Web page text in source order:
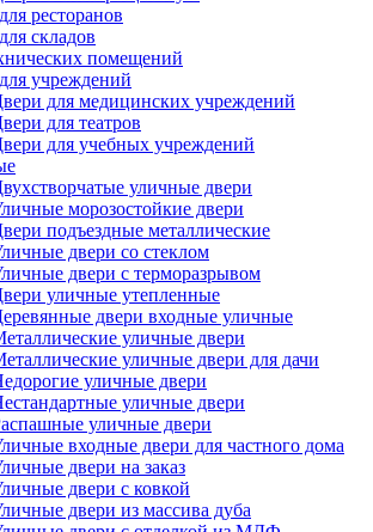
ресторанов
складов
помещений
учреждений
для медицинских учреждений
для театров
для учебных учреждений
уличные двери
морозостойкие двери
подъездные металлические
двери со стеклом
двери с терморазрывом
уличные утепленные
двери входные уличные
уличные двери
уличные двери для дачи
уличные двери
уличные двери
уличные двери
входные двери для частного дома
двери на заказ
двери с ковкой
двери из массива дуба